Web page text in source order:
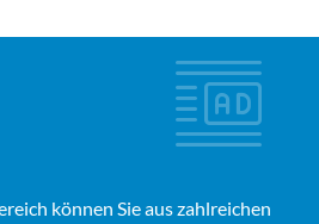
können Sie aus zahlreichen